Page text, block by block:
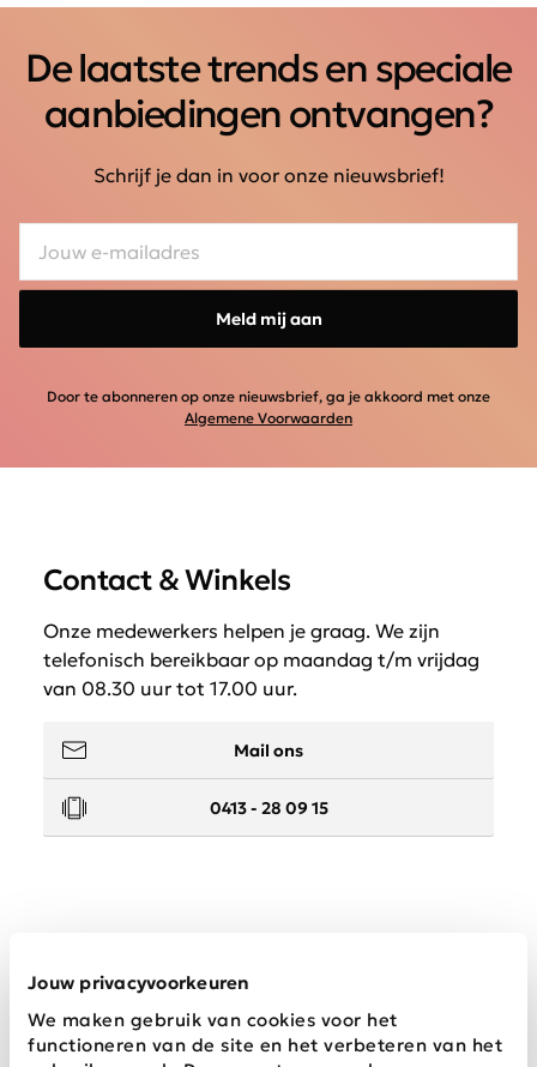
Jouw privacyvoorkeuren
We maken gebruik van cookies voor het
functioneren van de site en het verbeteren van het
De laatste trends en speciale
aanbiedingen ontvangen?
Schrijf je dan in voor onze nieuwsbrief!
Meld mij aan
Door te abonneren op onze nieuwsbrief, ga je akkoord met onze
Algemene Voorwaarden
Contact & Winkels
Onze medewerkers helpen je graag. We zijn
telefonisch bereikbaar op maandag t/m vrijdag
van 08.30 uur tot 17.00 uur.
Mail ons
0413 - 28 09 15
Wij zijn Schijvens mode